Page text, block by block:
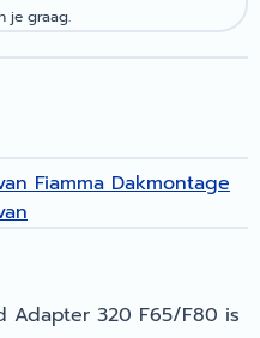
je graag.
Fiamma Dakmontage
Adapter 320 F65/F80 is